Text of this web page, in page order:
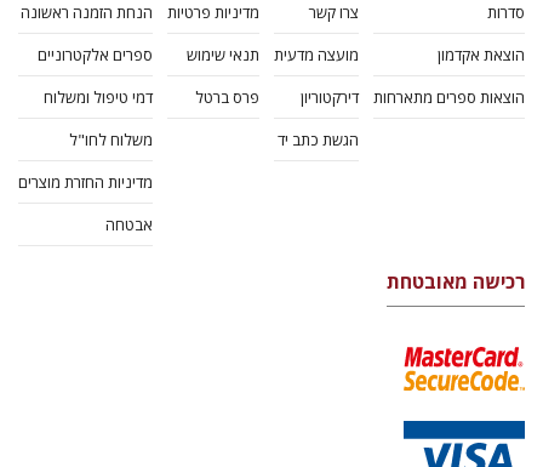
סדרות
הוצאת אקדמון
הוצאות ספרים מתארחות
צרו קשר
מועצה מדעית
דירקטוריון
הגשת כתב יד
מדיניות פרטיות
תנאי שימוש
פרס ברטל
הנחת הזמנה ראשונה
ספרים אלקטרוניים
דמי טיפול ומשלוח
משלוח לחו"ל
מדיניות החזרת מוצרים
אבטחה
רכישה מאובטחת